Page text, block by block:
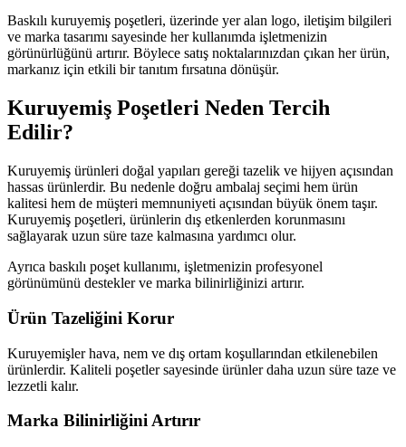
Baskılı kuruyemiş poşetleri, üzerinde yer alan logo, iletişim bilgileri
ve marka tasarımı sayesinde her kullanımda işletmenizin
görünürlüğünü artırır. Böylece satış noktalarınızdan çıkan her ürün,
markanız için etkili bir tanıtım fırsatına dönüşür.
Kuruyemiş Poşetleri Neden Tercih
Edilir?
Kuruyemiş ürünleri doğal yapıları gereği tazelik ve hijyen açısından
hassas ürünlerdir. Bu nedenle doğru ambalaj seçimi hem ürün
kalitesi hem de müşteri memnuniyeti açısından büyük önem taşır.
Kuruyemiş poşetleri, ürünlerin dış etkenlerden korunmasını
sağlayarak uzun süre taze kalmasına yardımcı olur.
Ayrıca baskılı poşet kullanımı, işletmenizin profesyonel
görünümünü destekler ve marka bilinirliğinizi artırır.
Ürün Tazeliğini Korur
Kuruyemişler hava, nem ve dış ortam koşullarından etkilenebilen
ürünlerdir. Kaliteli poşetler sayesinde ürünler daha uzun süre taze ve
lezzetli kalır.
Marka Bilinirliğini Artırır